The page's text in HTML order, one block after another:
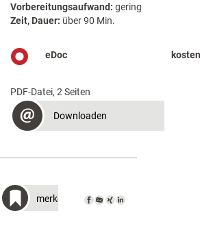
Vorbereitungsaufwand: gering
Zeit, Dauer: über 90 Min.
eDoc
PDF-Datei, 2 Seiten
Downloaden
merken